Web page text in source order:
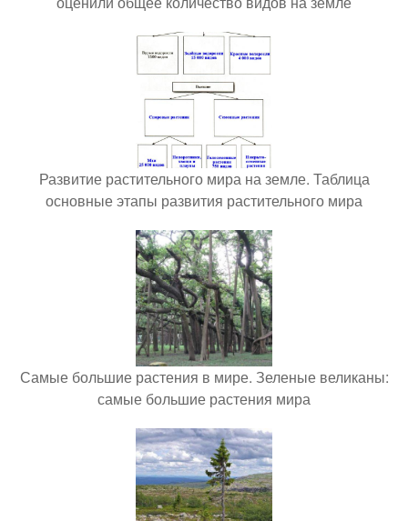
Развитие растительного мира на земле. Таблица
основные этапы развития растительного мира
Самые большие растения в мире. Зеленые великаны:
самые большие растения мира